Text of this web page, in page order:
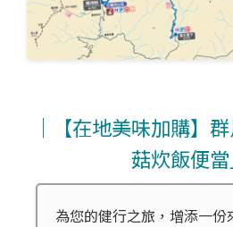
｜【在地美味加購】
菇炊飯便當
為您的健行之旅，增添一份